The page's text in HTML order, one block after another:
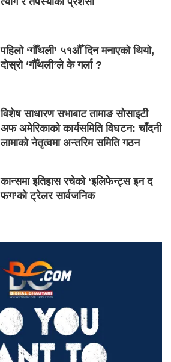
पहिलो ‘गौँथली’ ५१औँ दिन मनाएको थियो,
दोस्रो ‘गौँथली’ले के गर्ला ?
विशेष साधारण सभाबाट तामाङ सोसाइटी
अफ अमेरिकाको कार्यसमिति विघटन: चाँदनी
लामाको नेतृत्वमा अन्तरिम समिति गठन
कान्समा इतिहास रचेको ‘इलिफेन्ट्स इन द
फग’को ट्रेलर सार्वजनिक